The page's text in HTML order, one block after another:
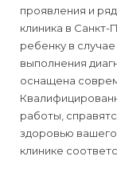
проявления и
клиника в
ребенку в
выполнения
оснащена
работы,
здоровью
клинике